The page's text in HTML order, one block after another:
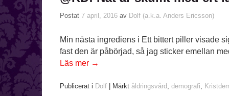
Postat 7 april, 2016 av Dolf (a.k.a. Anders Ericsson)
Min nästa ingrediens i Ett bittert piller visade
fast den är påbörjad, så jag sticker emellan
Läs mer →
Publicerat i Dolf Märkt åldringsvård , demografi,